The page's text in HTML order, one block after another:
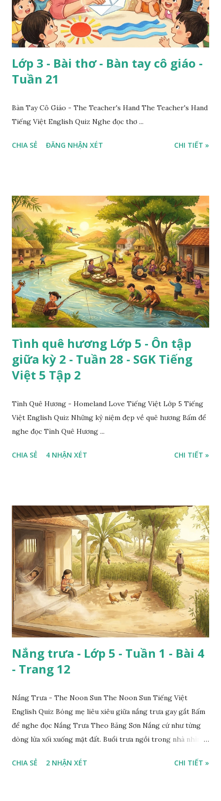
Lớp 3 - Bài thơ - Bàn tay cô giáo -
Tuần 21
Bàn Tay Cô Giáo - The Teacher's Hand The Teacher's Hand
Tiếng Việt English Quiz Nghe đọc thơ ...
CHIA SẺ ĐĂNG NHẬN XÉT CHI TIẾT »
Tình quê hương Lớp 5 - Ôn tập
giữa kỳ 2 - Tuần 28 - SGK Tiếng
Việt 5 Tập 2
Tình Quê Hương - Homeland Love Tiếng Việt Lớp 5 Tiếng
Việt English Quiz Những kỷ niệm đẹp về quê hương Bấm để
nghe đọc Tình Quê Hương ...
CHIA SẺ 4 NHẬN XÉT CHI TIẾT »
Nắng trưa - Lớp 5 - Tuần 1 - Bài 4
- Trang 12
Nắng Trưa - The Noon Sun The Noon Sun Tiếng Việt
English Quiz Bóng mẹ liêu xiêu giữa nắng trưa gay gắt Bấm
để nghe đọc Nắng Trưa Theo Băng Sơn Nắng cứ như từng
dòng lửa xối xuống mặt đất. Buổi trưa ngồi trong nhà nhìn
CHIA SẺ 2 NHẬN XÉT CHI TIẾT »